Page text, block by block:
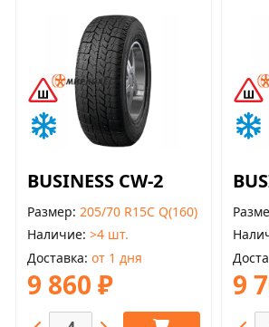
BUSINESS CW-2
Размер 205/70 R15C Q(160)
Наличие >4 шт.
Доставка от 1 дня
9 860 ₽ 9